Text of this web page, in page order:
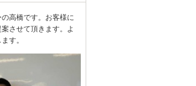
高橋です。お客様に
させて頂きます。よ
す。